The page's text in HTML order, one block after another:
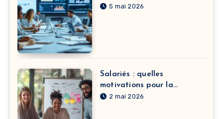
pour vos équipes
5 mai 2026
Salariés : quelles
motivations pour la
formation continue dans le
2 mai 2026